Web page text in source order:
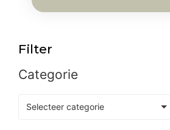
Filter
Categorie
Selecteer categorie